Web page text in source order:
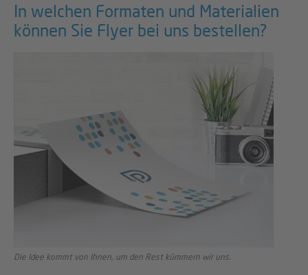
In welchen Formaten und Materialien
können Sie Flyer bei uns bestellen?
Die Idee kommt von Ihnen, um den Rest kümmern wir uns.